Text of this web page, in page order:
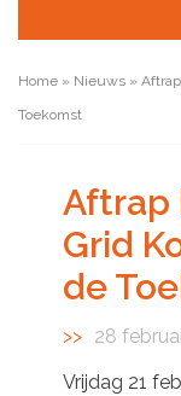
Home » Nieuws »
Toekomst
Aftrap
Grid
de
28
Vrijdag 21